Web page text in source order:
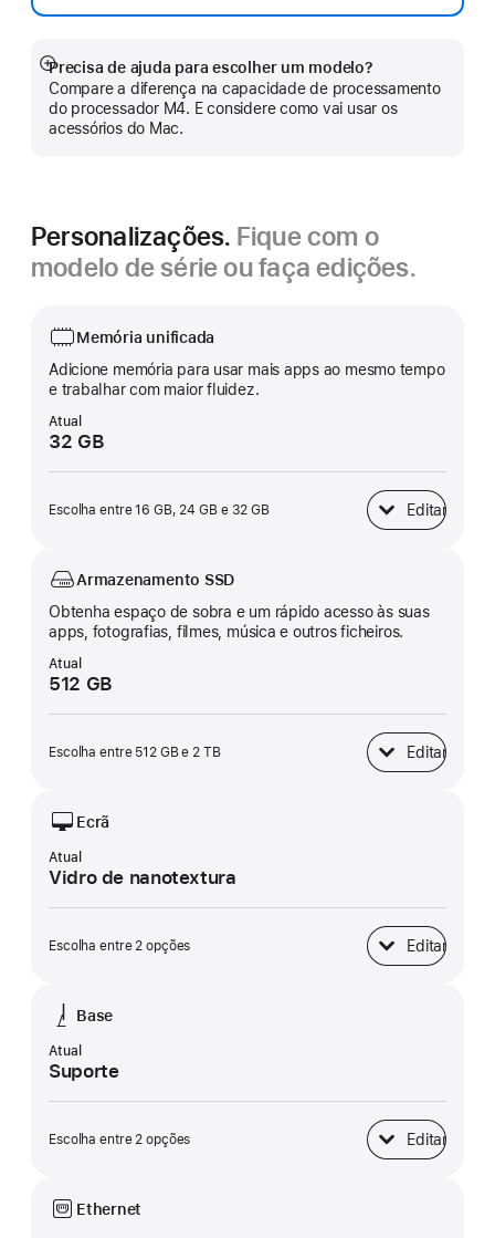
Precisa de ajuda para escolher um modelo?
Compare a diferença na capacidade de processamento
do processador M4. E considere como vai usar os
acessórios do Mac.
Veja
mais
Personalizações. Fique com o
modelo de série ou faça edições.
Memória unificada
Adicione memória para usar mais apps ao mesmo tempo
e trabalhar com maior fluidez.
Atual
32 GB
Escolha entre 16 GB, 24 GB e 32 GB Editar
Memória unificada
Armazenamento SSD
Obtenha espaço de sobra e um rápido acesso às suas
apps, fotografias, filmes, música e outros ficheiros.
Atual
512 GB
Escolha entre 512 GB e 2 TB Editar
Armazenamento
Ecrã
Atual
Vidro de nanotextura
Escolha entre 2 opções Editar
Ecrã
Base
Atual
Suporte
Escolha entre 2 opções Editar
Base
Ethernet